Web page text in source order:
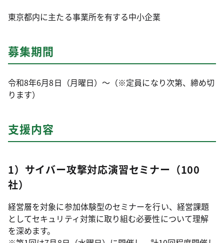
東京都内に主たる事業所を有する中小企業
募集期間
令和8年6月8日（月曜日）～（※定員になり次第、締め切
ります）
支援内容
1）サイバー攻撃対応演習セミナー（100
社）
経営層を対象に参加体験型のセミナーを行い、経営課題
としてセキュリティ対策に取り組む必要性について理解
を深めます。